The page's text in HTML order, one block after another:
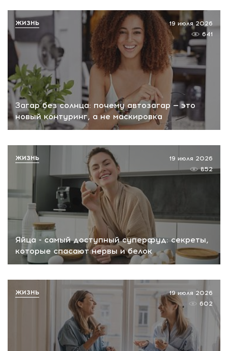
Загар без солнца: почему автозагар — это
новый контуринг, а не маскировка
19 июля 2026
641
ЖИЗНЬ
Яйца - самый доступный суперфуд: секреты,
которые спасают нервы и белок
19 июля 2026
852
ЖИЗНЬ
19 июля 2026
602
ЖИЗНЬ